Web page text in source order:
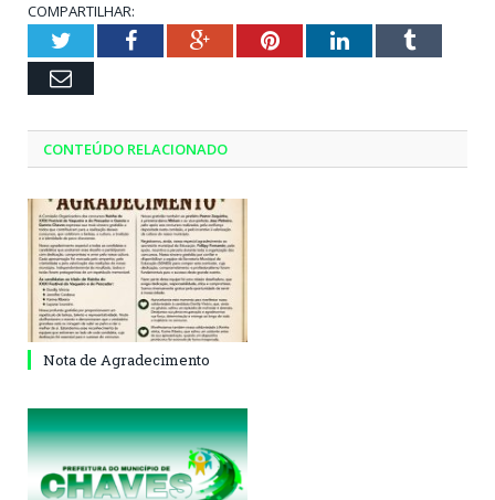
COMPARTILHAR:
TwitterFacebookGoogle+PinterestLinkedInTumblr
Email
CONTEÚDO RELACIONADO
Nota de Agradecimento